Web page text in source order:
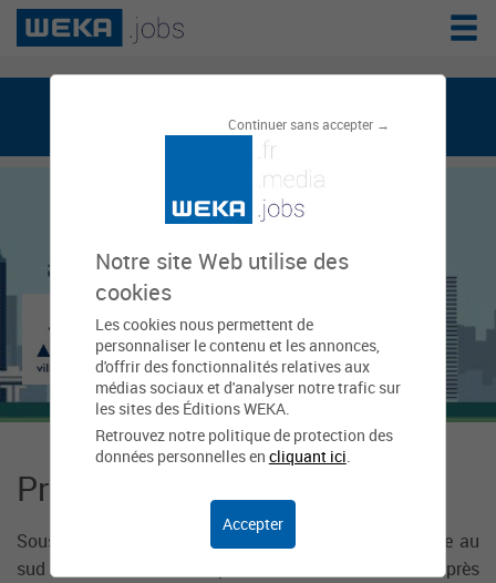
Continuer sans accepter →
Notre site Web utilise des
cookies
Les cookies nous permettent de
personnaliser le contenu et les annonces,
d'offrir des fonctionnalités relatives aux
médias sociaux et d'analyser notre trafic sur
les sites des Éditions WEKA.
Retrouvez notre politique de protection des
données personnelles en cliquant ici.
Accepter
weka.jobs, le réseau de l'emploi public
Mairie d'Antony
Présentation Mairie d'Antony
Sous-préfecture des Hauts-de-Seine, Antony est située au
sud de Paris à 8 km de la porte d'Orléans et rassemble près